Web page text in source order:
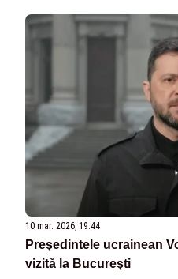
10 mar. 2026, 19:44
Preşedintele ucrainean
vizită la Bucureşti